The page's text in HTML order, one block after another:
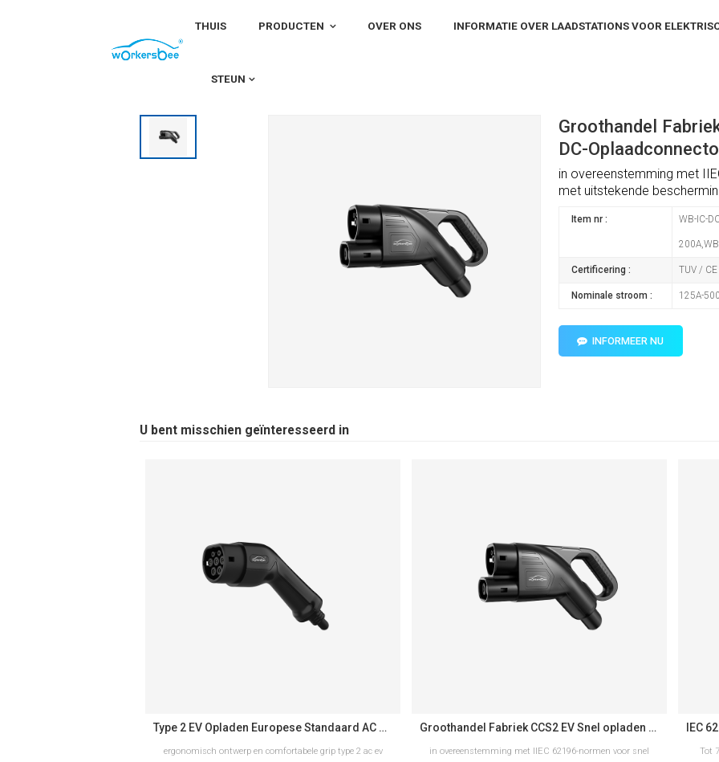
THUIS PRODUCTEN OVER ONS INFORMATIE OVER LAADSTATIONS VOOR
STEUN
Groothandel
DC-
in overeenstemming met I
met uitstekende
Item nr : WB-IC-
Certificering : TUV /
Nominale stroom : 125A-
INFORMEER NU
U bent misschien geïnteresseerd in
Type 2 EV Opladen Europese Standaard AC EV Plug Fabrikant
ergonomisch ontwerp en comfortabele grip type 2 ac ev
Groothandel Fabriek CCS2 EV Snel opladen DC-oplaadconnector
in overeenstemming met IIEC 62196-normen voor snel
Tot